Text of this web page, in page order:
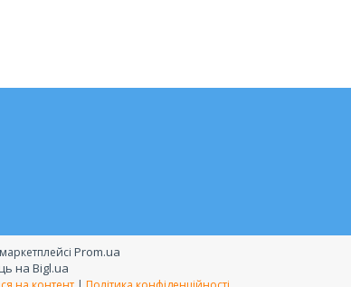
Prom.ua
на Bigl.ua